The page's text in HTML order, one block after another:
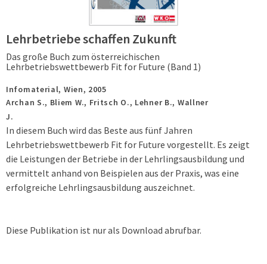
Lehrbetriebe schaffen Zukunft
Das große Buch zum österreichischen
Lehrbetriebswettbewerb Fit for Future (Band 1)
Infomaterial, Wien, 2005
Archan S., Bliem W., Fritsch O., Lehner B., Wallner
J.
In diesem Buch wird das Beste aus fünf Jahren
Lehrbetriebswettbewerb Fit for Future vorgestellt. Es zeigt
die Leistungen der Betriebe in der Lehrlingsausbildung und
vermittelt anhand von Beispielen aus der Praxis, was eine
erfolgreiche Lehrlingsausbildung auszeichnet.
Diese Publikation ist nur als Download abrufbar.